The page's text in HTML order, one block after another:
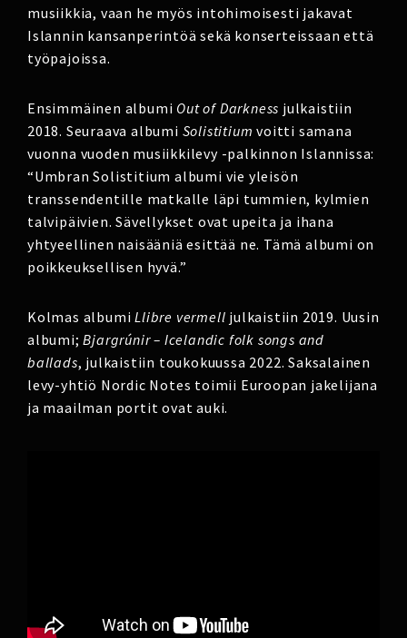
musiikkia, vaan he myös intohimoisesti jakavat
Islannin kansanperintöä sekä konserteissaan että
työpajoissa.
Ensimmäinen albumi Out of Darkness julkaistiin
2018. Seuraava albumi Solistitium voitti samana
vuonna vuoden musiikkilevy -palkinnon Islannissa:
“Umbran Solistitium albumi vie yleisön
transsendentille matkalle läpi tummien, kylmien
talvipäivien. Sävellykset ovat upeita ja ihana
yhtyeellinen naisääniä esittää ne. Tämä albumi on
poikkeuksellisen hyvä.”
Kolmas albumiLlibre vermell julkaistiin 2019. Uusin
albumi;Bjargrúnir – Icelandic folk songs and
ballads, julkaistiin toukokuussa 2022. Saksalainen
levy-yhtiö Nordic Notes toimii Euroopan jakelijana
ja maailman portit ovat auki.